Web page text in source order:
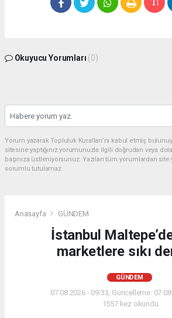
Okuyucu Yorumları (0)
Yorum yazarak Topluluk Kuralları’nı kabul etmiş
sitesine yaptığınız yorumunuzla ilgili doğrudan veya
başınıza üstleniyorsunuz. Yazılan tüm yorumlardan
sorumlu tutulamaz.
Anasayfa GÜNDEM
İstanbul
marketlere sıkı
GÜNDEM
07.08.2026 - 09:33, Güncelleme:
1557 kez okundu.